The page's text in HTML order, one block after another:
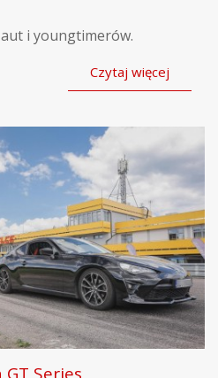
i youngtimerów.
Czytaj więcej